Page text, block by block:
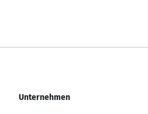
Unternehmen